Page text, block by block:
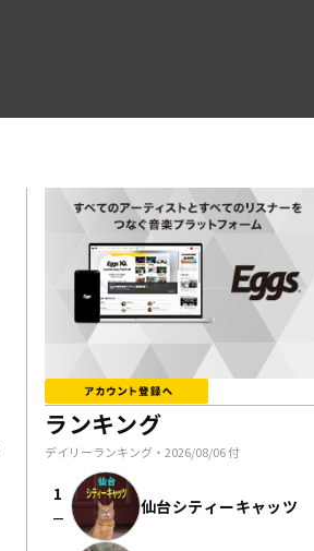
ランキング
デイリーランキング・ 2026/08/06付
1
check_indeterminate_small 仙台シティーキャッツ